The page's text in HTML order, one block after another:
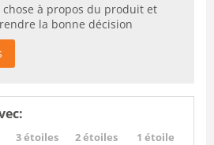
à propos du produit et
la bonne décision
3 étoiles 2 étoiles 1 étoile